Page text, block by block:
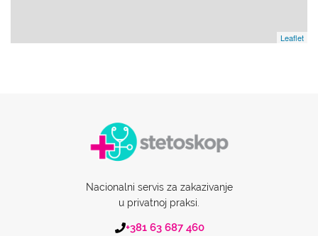
Leaflet
Nacionalni servis za zakazivanje
u privatnoj praksi.
+381 63 687 460